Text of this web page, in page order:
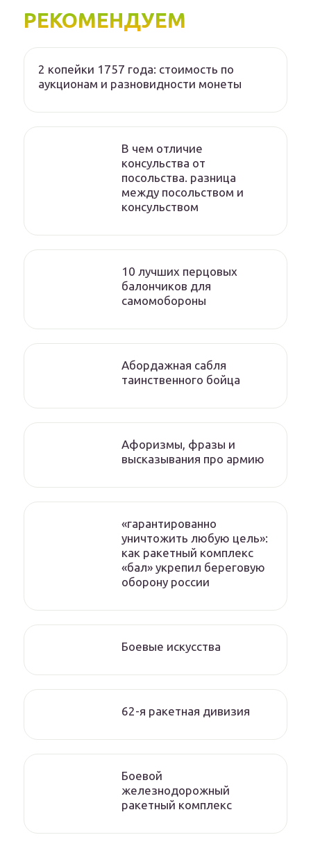
РЕКОМЕНДУЕМ
2 копейки 1757 года: стоимость по
аукционам и разновидности монеты
В чем отличие
консульства от
посольства. разница
между посольством и
консульством
10 лучших перцовых
балончиков для
самомобороны
Абордажная сабля
таинственного бойца
Афоризмы, фразы и
высказывания про армию
«гарантированно
уничтожить любую цель»:
как ракетный комплекс
«бал» укрепил береговую
оборону россии
Боевые искусства
62-я ракетная дивизия
Боевой
железнодорожный
ракетный комплекс